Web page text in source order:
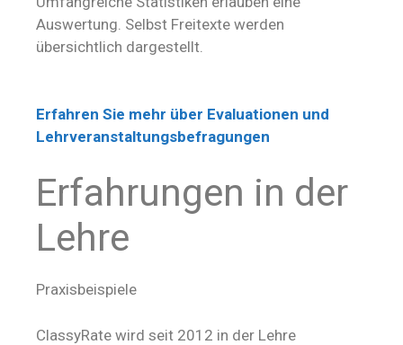
Auswertung. Selbst Freitexte werden
übersichtlich dargestellt.
Erfahren Sie mehr über Evaluationen und
Lehrveranstaltungsbefragungen
Erfahrungen in der
Lehre
Praxisbeispiele
ClassyRate wird seit 2012 in der Lehre